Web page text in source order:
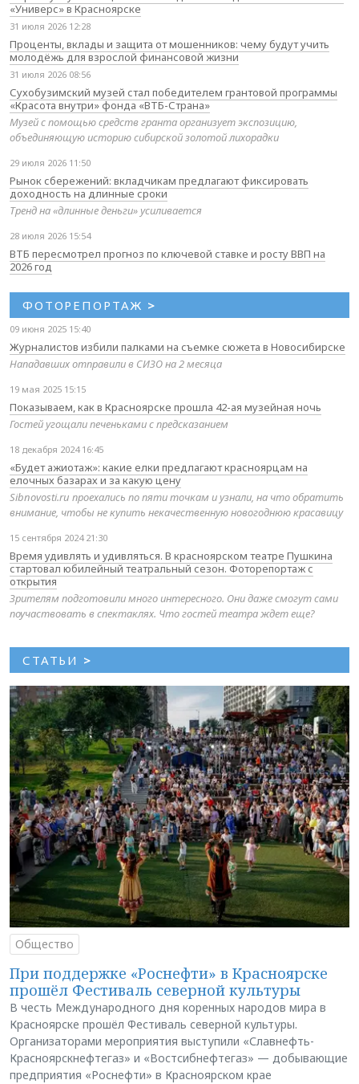
«Универс» в Красноярске
31 июля 2026 12:28
Проценты, вклады и защита от мошенников: чему будут учить
молодёжь для взрослой финансовой жизни
31 июля 2026 08:56
Сухобузимский музей стал победителем грантовой программы
«Красота внутри» фонда «ВТБ-Страна»
Музей с помощью средств гранта организует экспозицию,
объединяющую историю сибирской золотой лихорадки
29 июля 2026 11:50
Рынок сбережений: вкладчикам предлагают фиксировать
доходность на длинные сроки
Тренд на «длинные деньги» усиливается
28 июля 2026 15:54
ВТБ пересмотрел прогноз по ключевой ставке и росту ВВП на
2026 год
ФОТОРЕПОРТАЖ >
09 июня 2025 15:40
Журналистов избили палками на съемке сюжета в Новосибирске
Нападавших отправили в СИЗО на 2 месяца
19 мая 2025 15:15
Показываем, как в Красноярске прошла 42-ая музейная ночь
Гостей угощали печеньками с предсказанием
18 декабря 2024 16:45
«Будет ажиотаж»: какие елки предлагают красноярцам на
елочных базарах и за какую цену
Sibnovosti.ru проехались по пяти точкам и узнали, на что обратить
внимание, чтобы не купить некачественную новогоднюю красавицу
15 сентября 2024 21:30
Время удивлять и удивляться. В красноярском театре Пушкина
стартовал юбилейный театральный сезон. Фоторепортаж с
открытия
Зрителям подготовили много интересного. Они даже смогут сами
поучаствовать в спектаклях. Что гостей театра ждет еще?
СТАТЬИ >
Общество
При поддержке «Роснефти» в Красноярске
прошёл Фестиваль северной культуры
В честь Международного дня коренных народов мира в
Красноярске прошёл Фестиваль северной культуры.
Организаторами мероприятия выступили «Славнефть-
Красноярскнефтегаз» и «Востсибнефтегаз» — добывающие
предприятия «Роснефти» в Красноярском крае